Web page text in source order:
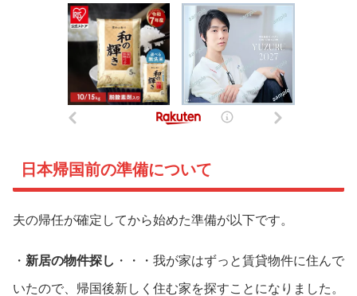
日本帰国前の準備について
夫の帰任が確定してから始めた準備が以下です。
・ 新居の物件探し ・・・我が家はずっと賃貸物件に住んで
いたので、帰国後新しく住む家を探すことになりました。